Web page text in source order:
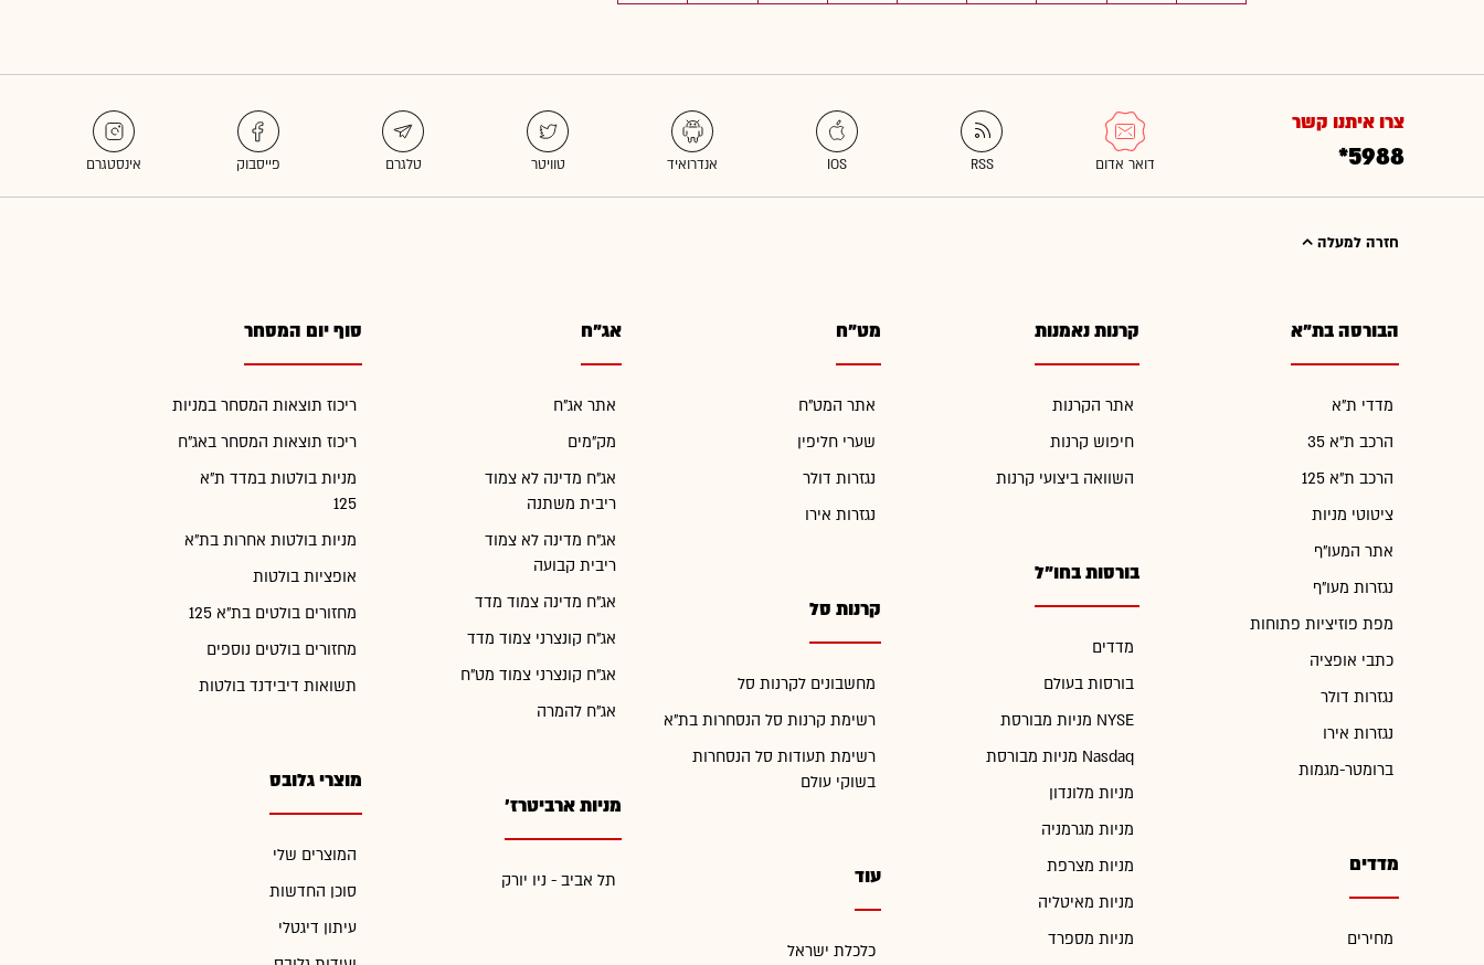
צרו איתנו קשר
*5988
חזרה למעלה
הבורסה בת"א
מדדי ת"א
הרכב ת"א 35
הרכב ת"א 125
ציטוטי מניות
אתר המעו"ף
נגזרות מעו"ף
מפת פוזיציות פתוחות
כתבי אופציה
נגזרות דולר
נגזרות אירו
ברומטר-מגמות
מדדים
מחירים
קרנות נאמנות
אתר הקרנות
חיפוש קרנות
השוואה ביצועי קרנות
בורסות בחו"ל
מדדים
בורסות בעולם
מניות מבורסת NYSE
מניות מבורסת Nasdaq
מניות מלונדון
מניות מגרמניה
מניות מצרפת
מניות מאיטליה
מניות מספרד
מט"ח
אתר המט"ח
שערי חליפין
נגזרות דולר
נגזרות אירו
קרנות סל
מחשבונים לקרנות סל
רשימת קרנות סל הנסחרות בת"א
רשימת תעודות סל הנסחרות
בשוקי עולם
עוד
כלכלת ישראל
אג"ח
אתר אג"ח
מק"מים
אג"ח מדינה לא צמוד
ריבית משתנה
אג"ח מדינה לא צמוד
ריבית קבועה
אג"ח מדינה צמוד מדד
אג"ח קונצרני צמוד מדד
אג"ח קונצרני צמוד מט"ח
אג"ח להמרה
מניות ארביטרז'
תל אביב - ניו יורק
סוף יום המסחר
ריכוז תוצאות המסחר במניות
ריכוז תוצאות המסחר באג"ח
מניות בולטות במדד ת"א
125
מניות בולטות אחרות בת"א
אופציות בולטות
מחזורים בולטים בת"א 125
מחזורים בולטים נוספים
תשואות דיבידנד בולטות
מוצרי גלובס
המוצרים שלי
סוכן החדשות
עיתון דיגטלי